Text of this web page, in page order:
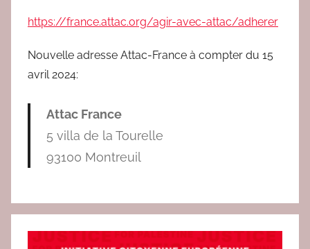
https://france.attac.org/agir-avec-attac/adherer
Nouvelle adresse Attac-France à compter du 15
avril 2024:
Attac France
5 villa de la Tourelle
93100 Montreuil